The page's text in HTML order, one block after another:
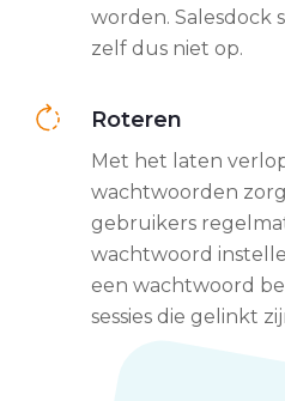
worden. Salesdock
zelf dus niet op.
Roteren
Met het laten
wachtwoorden
gebruikers
wachtwoord
een wachtwoord
sessies die gelinkt